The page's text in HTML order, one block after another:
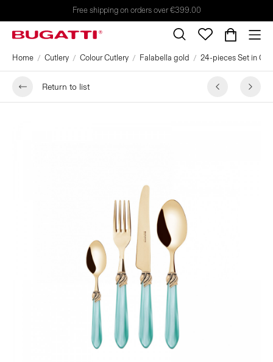
Free shipping on orders over €399.00
Home Cutlery Colour Cutlery Falabella gold 24-pieces Set in
Return to list